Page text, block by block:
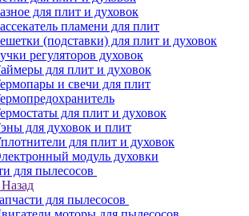
для плит и духовок
пламени для плит
(подставки) для плит и духовок
регуляторов духовок
для плит и духовок
и свечи для плит
для плит и духовок
для духовок и плит
для плит и духовок
модуль духовки
для пылесосов
Назад
для пылесосов